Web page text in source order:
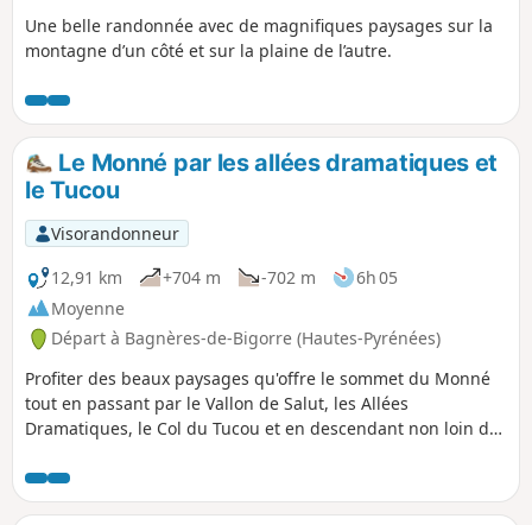
Une belle randonnée avec de magnifiques paysages sur la
montagne d’un côté et sur la plaine de l’autre.
Le Monné par les allées dramatiques et
le Tucou
Visorandonneur
12,91 km
+704 m -702 m
6h 05
Moyenne
Départ à Bagnères-de-Bigorre (Hautes-Pyrénées)
Profiter des beaux paysages qu'offre le sommet du Monné
tout en passant par le Vallon de Salut, les Allées
Dramatiques, le Col du Tucou et en descendant non loin de
notoire.